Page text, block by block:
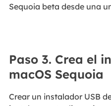
Sequoia beta desde una
Paso 3. Crea el
macOS Sequoia
Crear un instalador USB